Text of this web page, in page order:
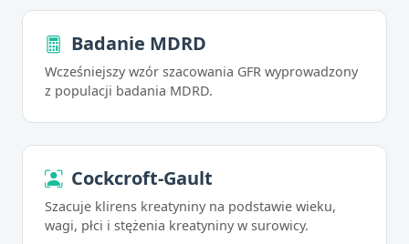
Badanie MDRD
Wcześniejszy wzór szacowania GFR wyprowadzony
z populacji badania MDRD.
Cockcroft-Gault
Szacuje klirens kreatyniny na podstawie wieku,
wagi, płci i stężenia kreatyniny w surowicy.